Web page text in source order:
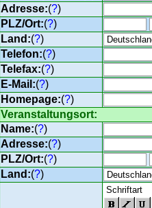
Adresse:(?)
PLZ/Ort:(?)
Land:(?)
Telefon:(?)
Telefax:(?)
E-Mail:(?)
Homepage:(?)
Veranstaltungsort:
Name:(?)
Adresse:(?)
PLZ/Ort:(?)
Land:(?)